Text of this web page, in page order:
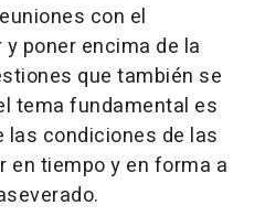
con el
poner encima de la
que también se
tema fundamental es
las condiciones de las
en tiempo y en forma a